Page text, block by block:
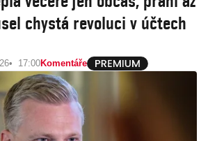
chystá revoluci v účtech
17:00Komentáře